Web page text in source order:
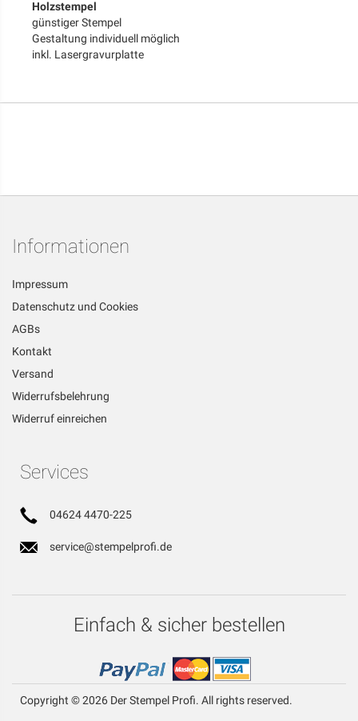
Holzstempel
günstiger Stempel
Gestaltung individuell möglich
inkl. Lasergravurplatte
Informationen
Impressum
Datenschutz und Cookies
AGBs
Kontakt
Versand
Widerrufsbelehrung
Widerruf einreichen
Services
04624 4470-225
service@stempelprofi.de
Einfach & sicher bestellen
Copyright © 2026 Der Stempel Profi. All rights reserved.